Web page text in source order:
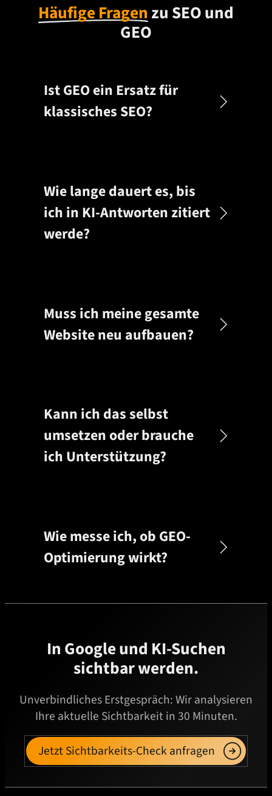
Häufige Fragen zu SEO und
GEO
Ist GEO ein Ersatz für
klassisches SEO?
Wie lange dauert es, bis
ich in KI-Antworten zitiert
werde?
Muss ich meine gesamte
Website neu aufbauen?
Kann ich das selbst
umsetzen oder brauche
ich Unterstützung?
Wie messe ich, ob GEO-
Optimierung wirkt?
In Google und KI-Suchen
sichtbar werden.
Unverbindliches Erstgespräch: Wir analysieren
Ihre aktuelle Sichtbarkeit in 30 Minuten.
Jetzt Sichtbarkeits-Check anfragen